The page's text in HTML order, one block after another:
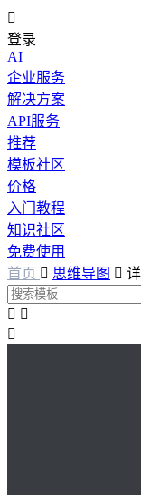

登录
AI
企业服务
解决方案
API服务
推荐
模板社区
价格
入门教程
知识社区
免费使用
首页  思维导图 
 
